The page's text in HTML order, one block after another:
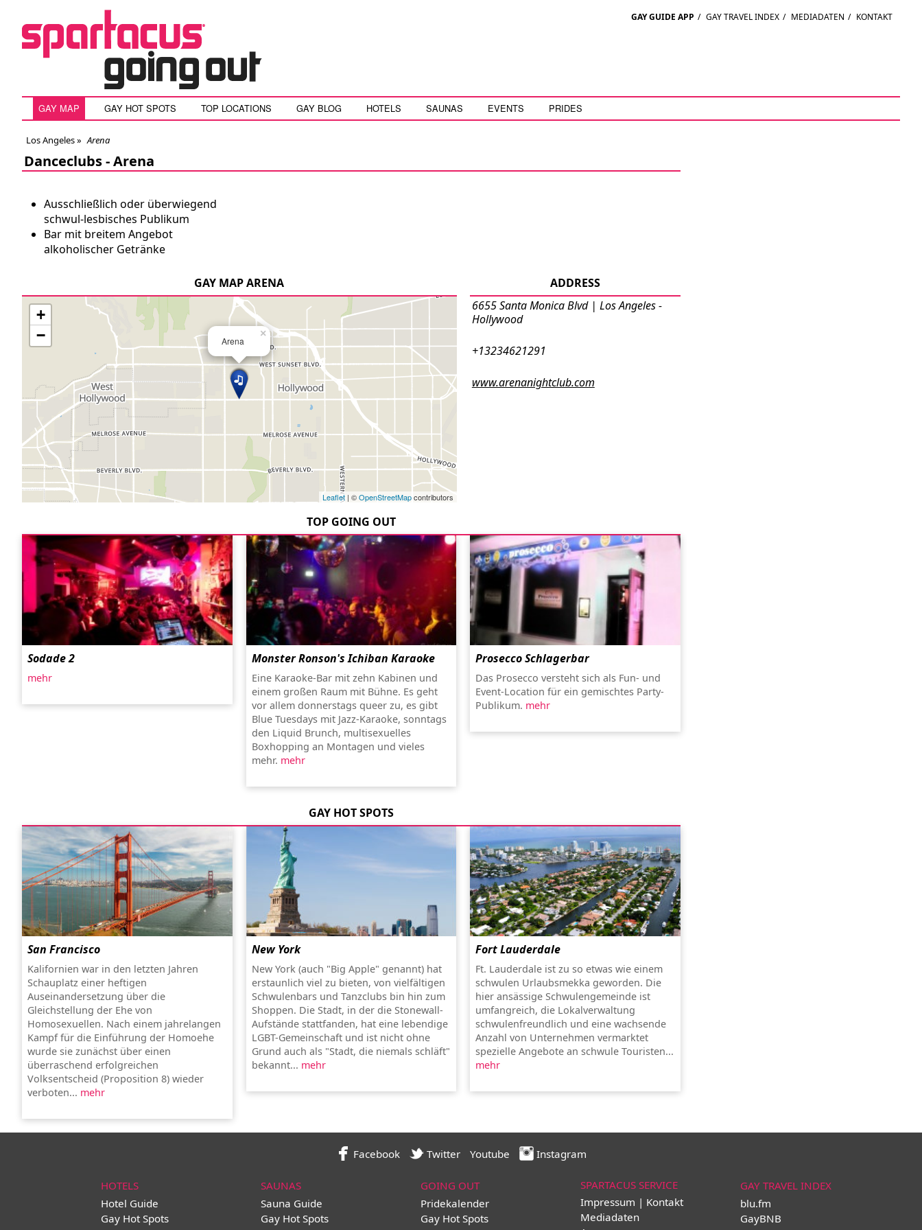
GAY GUIDE APP / GAY TRAVEL INDEX / MEDIADATEN / KONTAKT
GAY MAP GAY HOT SPOTS TOP LOCATIONS GAY BLOG HOTELS SAUNAS EVENTS PRIDES
Los Angeles» Arena
Danceclubs -Arena
Ausschließlich oder überwiegend
schwul-lesbisches Publikum
Bar mit breitem Angebot
alkoholischer Getränke
ADDRESS
6655 Santa Monica Blvd | Los Angeles -
Hollywood
+13234621291
www.arenanightclub.com
GAY MAP ARENA
Arena
×
+
−
Leaflet| ©OpenStreetMapcontributors
TOP GOING OUT
Sodade 2
mehr
Monster Ronson's Ichiban Karaoke
Eine Karaoke-Bar mit zehn Kabinen und
einem großen Raum mit Bühne. Es geht
vor allem donnerstags queer zu, es gibt
Blue Tuesdays mit Jazz-Karaoke, sonntags
den Liquid Brunch, multisexuelles
Boxhopping an Montagen und vieles
mehr. mehr
Prosecco Schlagerbar
Das Prosecco versteht sich als Fun- und
Event-Location für ein gemischtes Party-
Publikum. mehr
GAY HOT SPOTS
San Francisco
Kalifornien war in den letzten Jahren
Schauplatz einer heftigen
Auseinandersetzung über die
Gleichstellung der Ehe von
Homosexuellen. Nach einem jahrelangen
Kampf für die Einführung der Homoehe
wurde sie zunächst über einen
überraschend erfolgreichen
Volksentscheid (Proposition 8) wieder
verboten... mehr
New York
New York (auch "Big Apple" genannt) hat
erstaunlich viel zu bieten, von vielfältigen
Schwulenbars und Tanzclubs bin hin zum
Shoppen. Die Stadt, in der die Stonewall-
Aufstände stattfanden, hat eine lebendige
LGBT-Gemeinschaft und ist nicht ohne
Grund auch als "Stadt, die niemals schläft"
bekannt... mehr
Fort Lauderdale
Ft. Lauderdale ist zu so etwas wie einem
schwulen Urlaubsmekka geworden. Die
hier ansässige Schwulengemeinde ist
umfangreich, die Lokalverwaltung
schwulenfreundlich und eine wachsende
Anzahl von Unternehmen vermarktet
spezielle Angebote an schwule Touristen...
mehr
Facebook Twitter Youtube Instagram
HOTELS
Hotel Guide
Gay Hot Spots
SAUNAS
Sauna Guide
Gay Hot Spots
GOING OUT
Pridekalender
Gay Hot Spots
SPARTACUS SERVICE
Impressum | Kontakt
Mediadaten
GAY TRAVEL INDEX
blu.fm
GayBNB